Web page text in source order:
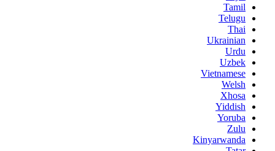
Tamil
Telugu
Thai
Ukrainian
Urdu
Uzbek
Vietnamese
Welsh
Xhosa
Yiddish
Yoruba
Zulu
Kinyarwanda